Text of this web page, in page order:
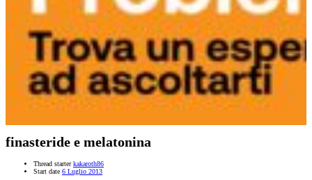
finasteride e melatonina
Thread starter kakaroth86
Start date 6 Luglio 2013